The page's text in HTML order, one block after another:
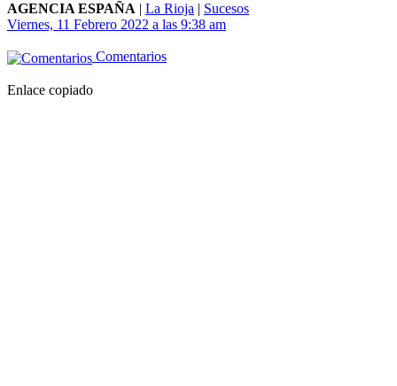
AGENCIA ESPAÑA | La Rioja | Sucesos
Viernes, 11 Febrero 2022 a las 9:38 am
Comentarios
Enlace copiado